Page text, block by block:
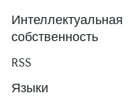
Интеллектуальная
собственность
RSS
Языки